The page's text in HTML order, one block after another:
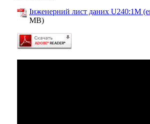
Інженерний лист даних U240:1M
MB)